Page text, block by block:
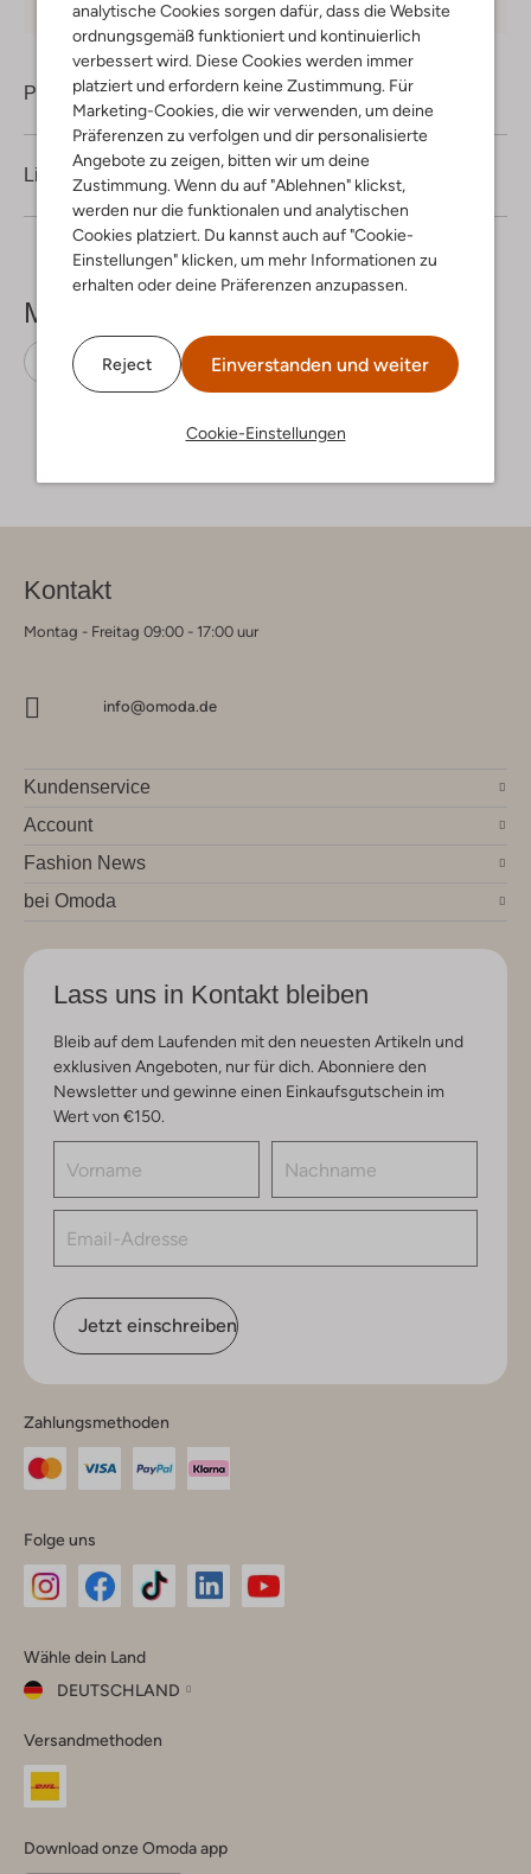
analytische Cookies sorgen dafür, dass die Website
ordnungsgemäß funktioniert und kontinuierlich
verbessert wird. Diese Cookies werden immer
platziert und erfordern keine Zustimmung. Für
Marketing-Cookies, die wir verwenden, um deine
Präferenzen zu verfolgen und dir personalisierte
Angebote zu zeigen, bitten wir um deine
Zustimmung. Wenn du auf "Ablehnen" klickst,
werden nur die funktionalen und analytischen
Cookies platziert. Du kannst auch auf "Cookie-
Einstellungen" klicken, um mehr Informationen zu
erhalten oder deine Präferenzen anzupassen.
Reject Einverstanden und weiter
Cookie-Einstellungen
Produktinformation
Lieferung & Rückgabe
Mehr sehen
Ballerinas Blasz Stoff-Textil
Kontakt
Montag - Freitag 09:00 - 17:00 uur
info@omoda.de
Kundenservice
Account
Fashion News
bei Omoda
Lass uns in Kontakt bleiben
Bleib auf dem Laufenden mit den neuesten Artikeln und
exklusiven Angeboten, nur für dich. Abonniere den
Newsletter und gewinne einen Einkaufsgutschein im
Wert von €150.
Jetzt einschreiben
Zahlungsmethoden
Folge uns
Instagram
Facebook
TikTok
Wähle dein Land
DEUTSCHLAND
dein
Land
Versandmethoden
Download onze Omoda app